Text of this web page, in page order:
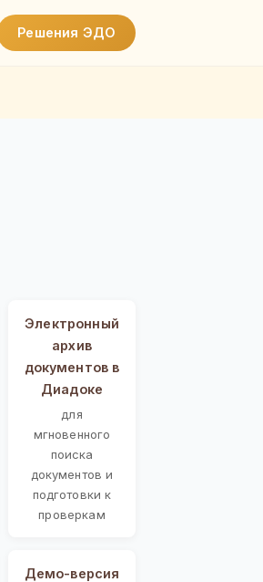
Решения ЭДО
Электронный
архив
документов в
Диадоке
для
мгновенного
поиска
документов и
подготовки к
проверкам
Демо-версия